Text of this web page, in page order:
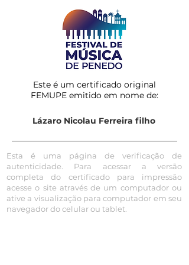
Este é um certificado original
FEMUPE emitido em nome de:
Lázaro Nicolau Ferreira filho
Esta é uma página de verificação de
autenticidade. Para acessar a versão
completa do certificado para impressão
acesse o site através de um computador ou
ative a visualização para computador em seu
navegador do celular ou tablet.